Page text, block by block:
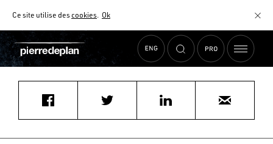
Ce site utilise descookies. Ok
AIDE AU CHOIX
Accueil Actualités ARTHUR BONNET CREISSELS